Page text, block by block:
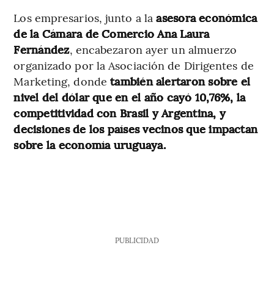
Los empresarios, junto a la asesora económica
de la Cámara de Comercio Ana Laura
Fernández, encabezaron ayer un almuerzo
organizado por la Asociación de Dirigentes de
Marketing, dondetambién alertaron sobre el
nivel del dólar que en el año cayó 10,76%, la
competitividad con Brasil y Argentina, y
decisiones de los países vecinos que impactan
sobre la economía uruguaya.
PUBLICIDAD